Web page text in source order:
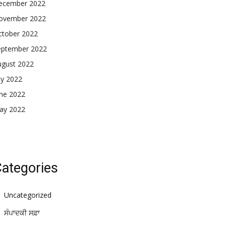
2022
2022
2022
2022
2022
2022
2022
2022
Uncategorized
ਸੰਪਾਦਕੀ ਸਫ਼ਾ